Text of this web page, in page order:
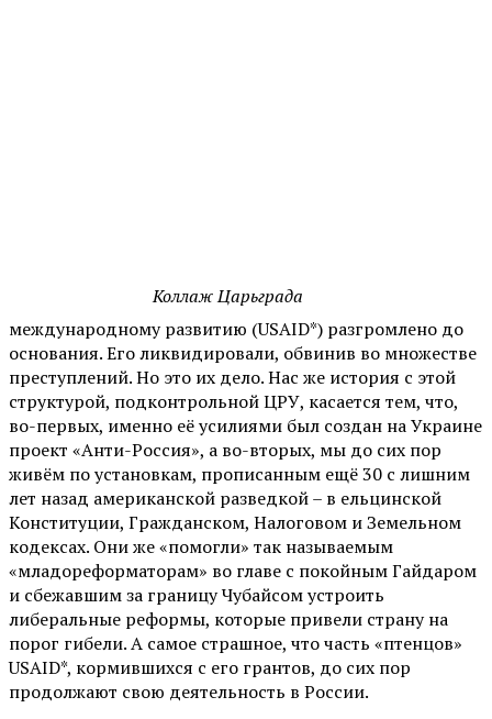
Коллаж Царьграда
международному развитию (USAID*) разгромлено до
основания. Его ликвидировали, обвинив во множестве
преступлений. Но это их дело. Нас же история с этой
структурой, подконтрольной ЦРУ, касается тем, что,
во-первых, именно её усилиями был создан на Украине
проект «Анти-Россия», а во-вторых, мы до сих пор
живём по установкам, прописанным ещё 30 с лишним
лет назад американской разведкой – в ельцинской
Конституции, Гражданском, Налоговом и Земельном
кодексах. Они же «помогли» так называемым
«младореформаторам» во главе с покойным Гайдаром
и сбежавшим за границу Чубайсом устроить
либеральные реформы, которые привели страну на
порог гибели. А самое страшное, что часть «птенцов»
USAID*, кормившихся с его грантов, до сих пор
продолжают свою деятельность в России.